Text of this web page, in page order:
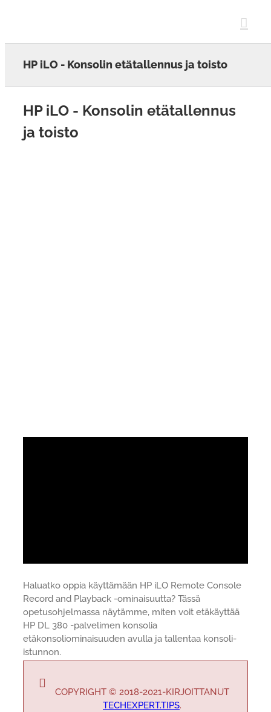
HP iLO - Konsolin etätallennus ja toisto
HP iLO - Konsolin etätallennus
ja toisto
Haluatko oppia käyttämään HP iLO Remote Console
Record and Playback -ominaisuutta? Tässä
opetusohjelmassa näytämme, miten voit etäkäyttää
HP DL 380 -palvelimen konsolia
etäkonsoliominaisuuden avulla ja tallentaa konsoli-
istunnon.
COPYRIGHT © 2018-2021-KIRJOITTANUT
TECHEXPERT.TIPS.